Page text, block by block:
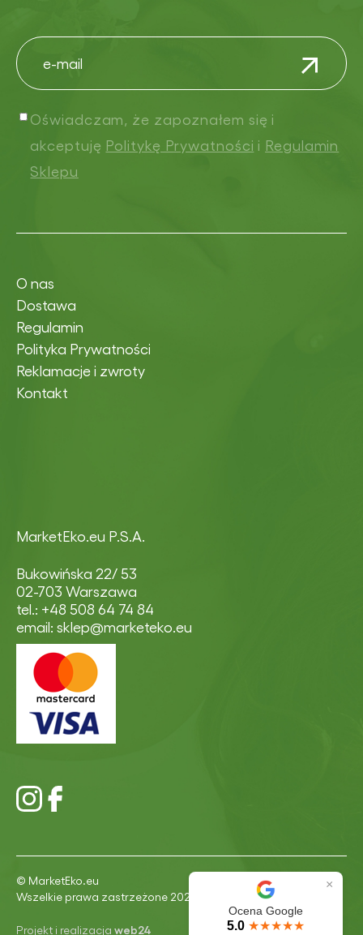
×
Ocena Google
5.0 ★★★★★
Oświadczam, że zapoznałem się i
akceptuję Politykę Prywatności i Regulamin
Sklepu
MarketEko.eu P.S.A.
Bukowińska 22/ 53
02-703 Warszawa
tel.: +48 508 64 74 84
email: sklep@marketeko.eu
O nas
Dostawa
Regulamin
Polityka Prywatności
Reklamacje i zwroty
Kontakt
© MarketEko.eu
Wszelkie prawa zastrzeżone 2026
Projekt i realizacja web24